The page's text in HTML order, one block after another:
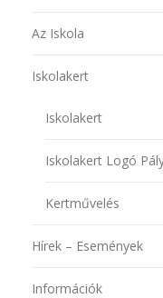
Az Iskola
Iskolakert
Iskolakert
Iskolakert Logó
Kertművelés
Hírek – Események
Információk